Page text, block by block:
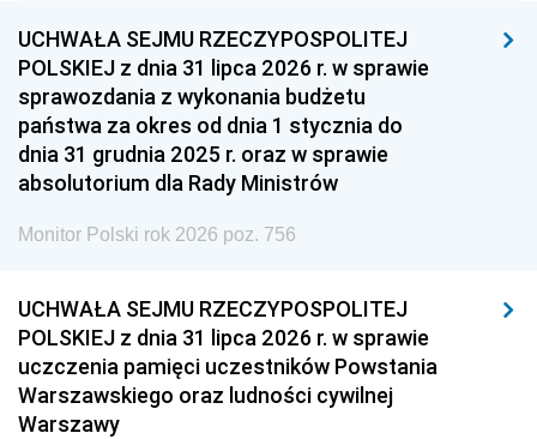
1954 1953 1952
1951 1950
1948 1947 1946
1939 1938
UCHWAŁA SEJMU RZECZYPOSPOLITEJ
POLSKIEJ z dnia 31 lipca 2026 r. w sprawie
sprawozdania z wykonania budżetu
państwa za okres od dnia 1 stycznia do
dnia 31 grudnia 2025 r. oraz w sprawie
absolutorium dla Rady Ministrów
Monitor Polski rok 2026 poz. 756
UCHWAŁA SEJMU RZECZYPOSPOLITEJ
POLSKIEJ z dnia 31 lipca 2026 r. w sprawie
uczczenia pamięci uczestników Powstania
Warszawskiego oraz ludności cywilnej
Warszawy